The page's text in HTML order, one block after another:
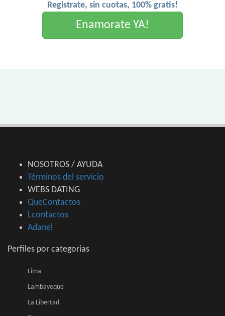
Registrate, sin cuotas, 100% gratis!
Enamorate YA!
NOSOTROS / AYUDA
Términos del servicio
WEBS DATING
QueContactos
Lcontactos
Adanel
Perfiles por categorias
Lima
Lambayeque
La Libertad